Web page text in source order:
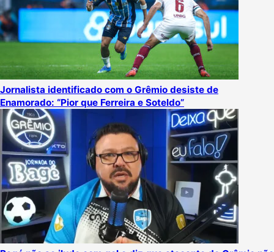
Jornalista identificado com o Grêmio desiste de
Enamorado: “Pior que Ferreira e Soteldo”